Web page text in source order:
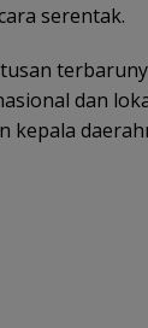
serentak.
dan
kepala